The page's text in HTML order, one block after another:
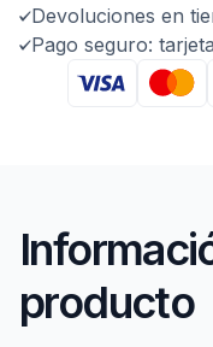
Devoluciones en
Pago seguro:
producto